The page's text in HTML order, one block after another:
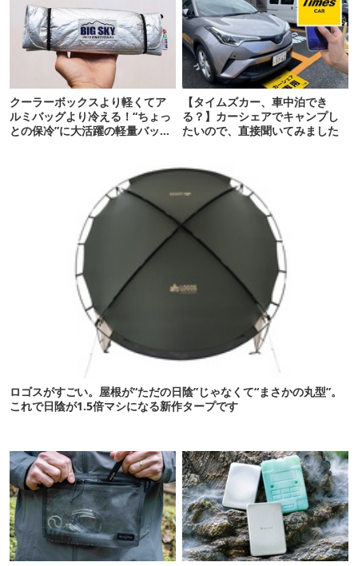
クーラーボックスより軽くてア
ルミバッグより冷える！“ちょっ
との保冷”に大活躍の軽量バッグ
【タイムズカー、車中泊でき
る？】カーシェアでキャンプし
たいので、直接聞いてみました
ロゴスがすごい。屋根が“ただの日陰”じゃなくて“まさかの丸型”。
これで日陰が1.5倍マシになる新作タープです